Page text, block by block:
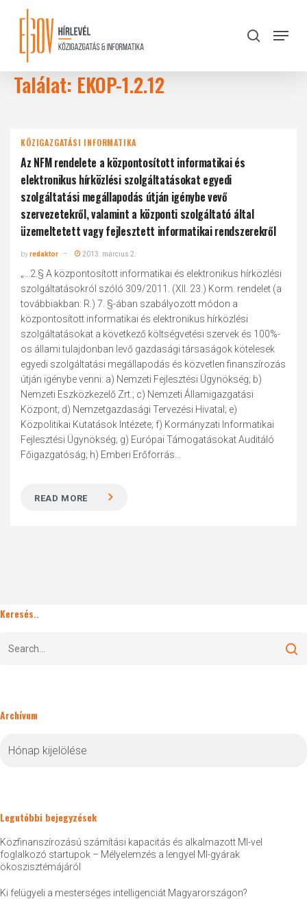
content
search
Menu
Találat: EKOP-1.2.12
KÖZIGAZGATÁSI INFORMATIKA
Az NFM rendelete a központosított informatikai és
elektronikus hírközlési szolgáltatásokat egyedi
szolgáltatási megállapodás útján igénybe vevő
szervezetekről, valamint a központi szolgáltató által
üzemeltetett vagy fejlesztett informatikai rendszerekről
byredaktor 2013. március 2.
„...2.§ A központosított informatikai és elektronikus hírközlési
szolgáltatásokról szóló 309/2011. (XII. 23.) Korm. rendelet (a
továbbiakban: R.) 7. §-ában szabályozott módon a
központosított informatikai és elektronikus hírközlési
szolgáltatásokat a következő költségvetési szervek és 100%-
os állami tulajdonban levő gazdasági társaságok kötelesek
egyedi szolgáltatási megállapodás és közvetlen finanszírozás
útján igénybe venni: a) Nemzeti Fejlesztési Ügynökség; b)
Nemzeti Eszközkezelő Zrt.; c) Nemzeti Államigazgatási
Központ; d) Nemzetgazdasági Tervezési Hivatal; e)
Közpolitikai Kutatások Intézete; f) Kormányzati Informatikai
Fejlesztési Ügynökség; g) Európai Támogatásokat Auditáló
Főigazgatóság; h) Emberi Erőforrás...
READ MORE
Keresés..
Archívum
Legutóbbi bejegyzések
Közfinanszírozású számítási kapacitás és alkalmazott MI-vel
foglalkozó startupok – Mélyelemzés a lengyel MI-gyárak
ökoszisztémájáról
Ki felügyeli a mesterséges intelligenciát Magyarországon?
Close